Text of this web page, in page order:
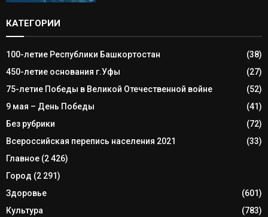
КАТЕГОРИИ
100-летие Республики Башкортостан
(38)
450-летие основания г.Уфы
(27)
75-летие Победы в Великой Отечественной войне
(52)
9 мая – День Победы
(41)
Без рубрики
(72)
Всероссийская перепись населения 2021
(33)
Главное (2 426)
Город (2 291)
Здоровье
(601)
Культура
(783)